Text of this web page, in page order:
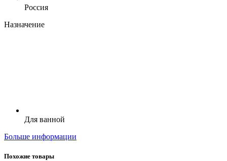
Россия
Назначение
Для ванной
Больше информации
Похожие товары